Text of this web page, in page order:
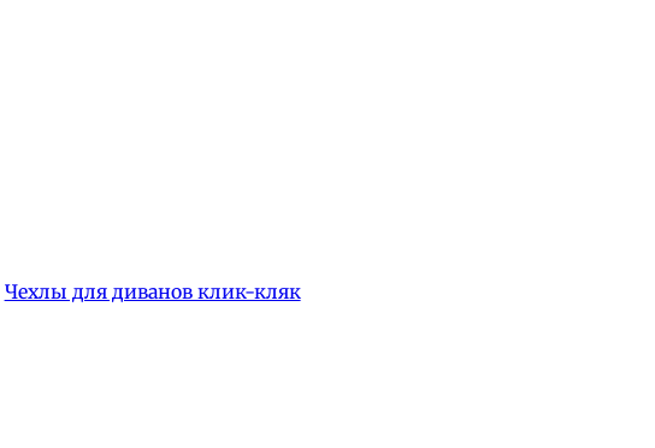
Чехлы для диванов клик-кляк